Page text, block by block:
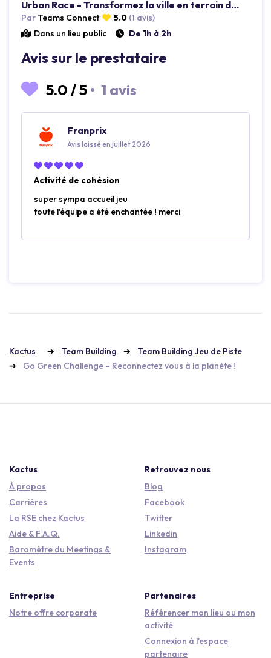
Urban Race - Transformez la ville en terrain de jeu !
Par Teams Connect 5.0 (1 avis)
Dans un lieu public
De 1h à 2h
Avis sur le prestataire
5.0 /5 • 1 avis
Franprix
Avis laissé en juillet 2026
Activité de cohésion
super sympa accueil jeu
toute l'équipe a été enchantée ! merci
Kactus Team Building
Team Building Jeu de Piste
Go Green Challenge – Reconnectez vous à la planète !
Kactus
À propos
Carrières
La RSE chez Kactus
Aide & F.A.Q.
Baromètre du Meetings &
Events
Retrouvez nous
Blog
Facebook
Twitter
Linkedin
Instagram
Entreprise
Notre offre corporate
Partenaires
Référencer mon lieu ou mon
activité
Connexion à l'espace
partenaire